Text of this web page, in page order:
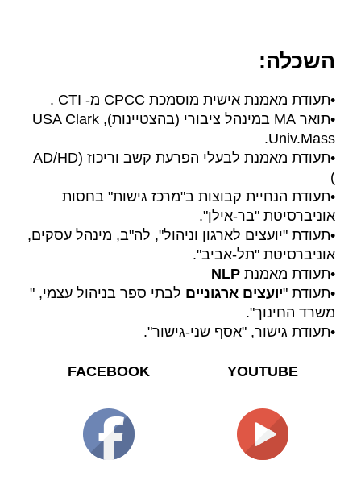
השכלה:
•תעודת מאמנת אישית מוסמכת CPCC מ- CTI .
•תואר MA במינהל ציבורי (בהצטיינות), USA Clark
Univ.Mass.
•תעודת מאמנת לבעלי הפרעת קשב וריכוז (AD/HD
)
•תעודת הנחיית קבוצות ב"מרכז גישות" בחסות
אוניברסיטת "בר-אילן".
•תעודת "יועצים לארגון וניהול", לה"ב, מינהל עסקים,
אוניברסיטת "תל-אביב".
•תעודת מאמנתNLP
•תעודת "יועצים ארגוניים לבתי ספר בניהול עצמי, "
משרד החינוך".
•תעודת גישור, "אסף שני-גישור".
YOUTUBE
FACEBOOK